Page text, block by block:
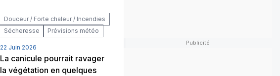
Douceur / Forte chaleur / Incendies
Sécheresse
Prévisions météo
22 Juin 2026
La canicule pourrait ravager
la végétation en quelques